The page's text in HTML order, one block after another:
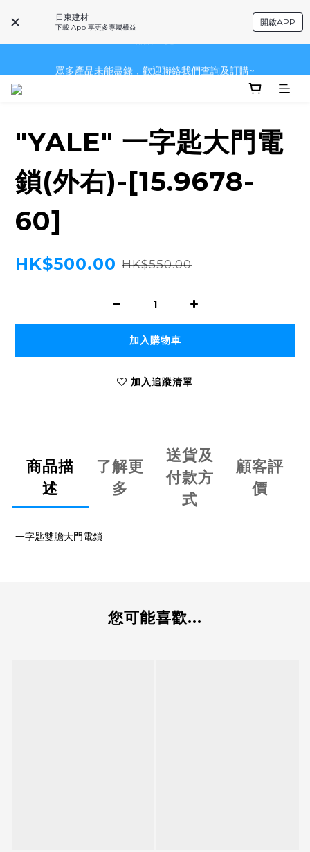
日東建材
下載 App 享更多專屬權益
開啟APP
~品牌一覽~
眾多產品未能盡錄，歡迎聯絡我們查詢及訂購~
"YALE" 一字匙大門電
鎖(外右)-[15.9678-
60]
HK$500.00 HK$550.00
加入購物車
加入追蹤清單
商品描
述
了解更
多
送貨及
付款方
式
顧客評
價
一字匙雙膽大門電鎖
您可能喜歡...